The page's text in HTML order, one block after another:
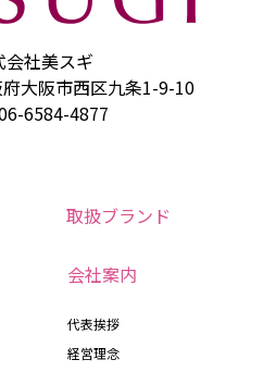
会社美スギ
大阪市西区九条1-9-10
6584-4877
取扱ブランド
会社案内
代表挨拶
経営理念